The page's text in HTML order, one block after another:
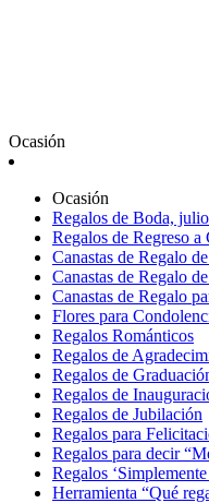
Ocasión
Ocasión
Regalos de Boda,
Regalos de Regreso a
Canastas de Regalo
Canastas de Regalo
Canastas de Regalo
Flores para
Regalos Románticos
Regalos de
Regalos de
Regalos de
Regalos de Jubilación
Regalos para
Regalos para decir
Regalos
Herramienta “Qué